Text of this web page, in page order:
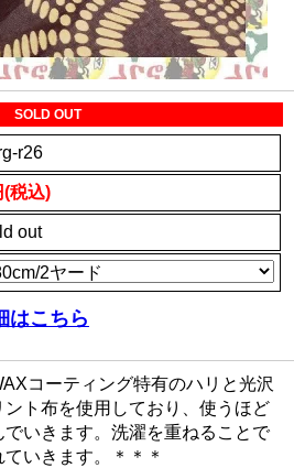
SOLD OUT
r26
(税込)
out
はこちら
コーティング特有のハリと光沢
ト布を使用しており、使うほど
いきます。洗濯を重ねることで
いきます。＊＊＊